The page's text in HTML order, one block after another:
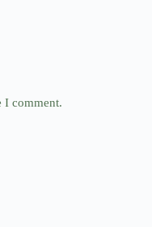
I comment.